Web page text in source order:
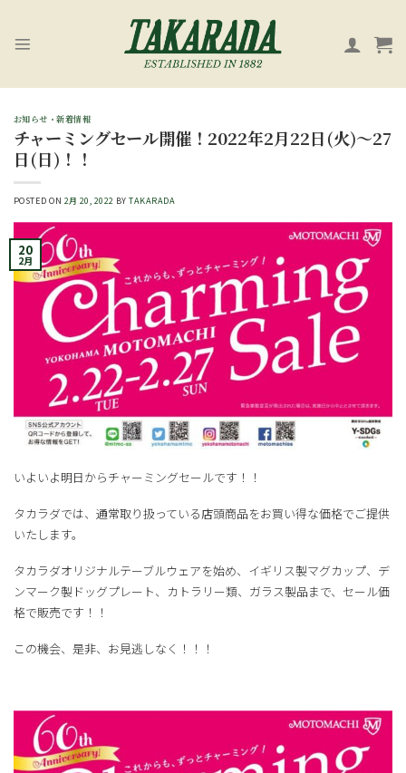
content
お知らせ・新着情報
チャーミングセール開催！2022年2月22日(火)～27
日(日)！！
POSTED ON 2月 20, 2022 BYTAKARADA
20
2月
いよいよ明日からチャーミングセールです！！
タカラダでは、通常取り扱っている店頭商品をお買い得な価格でご提供
いたします。
タカラダオリジナルテーブルウェアを始め、イギリス製マグカップ、デ
ンマーク製ドッグプレート、カトラリー類、ガラス製品まで、セール価
格で販売です！！
この機会、是非、お見逃しなく！！！